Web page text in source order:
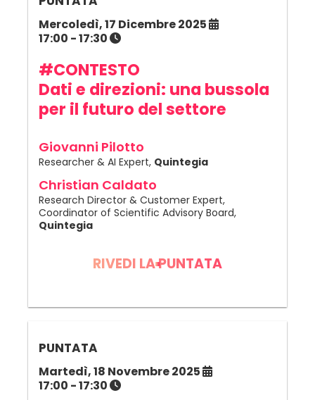
Mercoledì, 17 Dicembre 2025
17:00 - 17:30
#CONTESTO
Dati e direzioni: una bussola
per il futuro del settore
Giovanni Pilotto
Researcher & AI Expert, Quintegia
Christian Caldato
Research Director & Customer Expert,
Coordinator of Scientific Advisory Board,
Quintegia
RIVEDI LA PUNTATA
PUNTATA
Martedì, 18 Novembre 2025
17:00 - 17:30